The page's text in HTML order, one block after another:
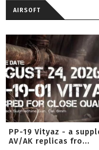
AIRSOFT
PP-19 Vityaz - a
AV/AK replicas fro...